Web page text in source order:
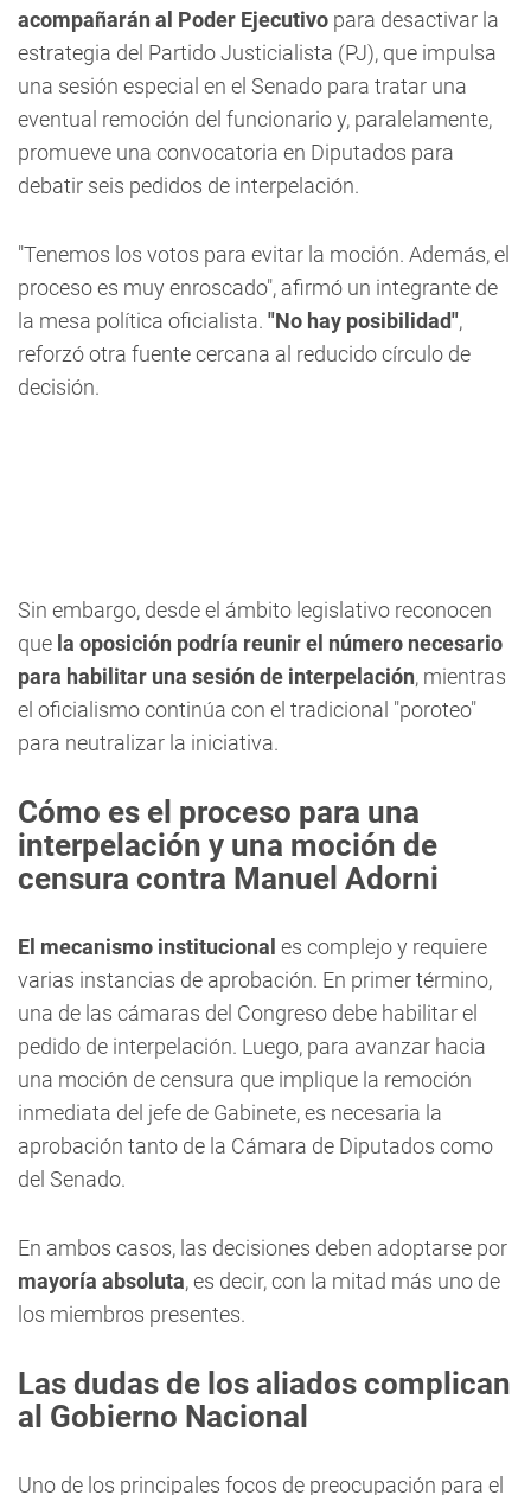
acompañarán al Poder Ejecutivo para desactivar la
estrategia del Partido Justicialista (PJ), que impulsa
una sesión especial en el Senado para tratar una
eventual remoción del funcionario y, paralelamente,
promueve una convocatoria en Diputados para
debatir seis pedidos de interpelación.
"Tenemos los votos para evitar la moción. Además, el
proceso es muy enroscado", afirmó un integrante de
la mesa política oficialista. "No hay posibilidad",
reforzó otra fuente cercana al reducido círculo de
decisión.
Sin embargo, desde el ámbito legislativo reconocen
que la oposición podría reunir el número necesario
para habilitar una sesión de interpelación, mientras
el oficialismo continúa con el tradicional "poroteo"
para neutralizar la iniciativa.
Cómo es el proceso para una
interpelación y una moción de
censura contra Manuel Adorni
El mecanismo institucional es complejo y requiere
varias instancias de aprobación. En primer término,
una de las cámaras del Congreso debe habilitar el
pedido de interpelación. Luego, para avanzar hacia
una moción de censura que implique la remoción
inmediata del jefe de Gabinete, es necesaria la
aprobación tanto de la Cámara de Diputados como
del Senado.
En ambos casos, las decisiones deben adoptarse por
mayoría absoluta, es decir, con la mitad más uno de
los miembros presentes.
Las dudas de los aliados complican
al Gobierno Nacional
Uno de los principales focos de preocupación para el